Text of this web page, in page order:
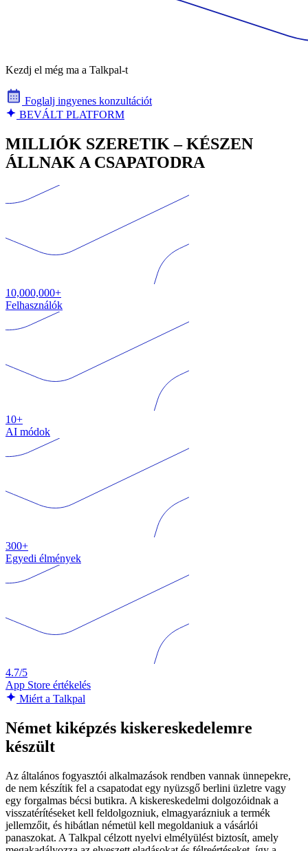
Kezdj el még ma a Talkpal-t
Foglalj ingyenes konzultációt
BEVÁLT PLATFORM
MILLIÓK SZERETIK – KÉSZEN
ÁLLNAK A CSAPATODRA
10,000,000+
Felhasználók
10+
AI módok
300+
Egyedi élmények
4.7/5
App Store értékelés
Miért a Talkpal
Német kiképzés kiskereskedelemre
készült
Az általános fogyasztói alkalmazások rendben vannak ünnepekre,
de nem készítik fel a csapatodat egy nyüzsgő berlini üzletre vagy
egy forgalmas bécsi butikra. A kiskereskedelmi dolgozóidnak a
visszatérítéseket kell feldolgozniuk, elmagyarázniuk a termék
jellemzőit, és hibátlan németül kell megoldaniuk a vásárlói
panaszokat. A Talkpal célzott nyelvi elmélyülést biztosít, amely